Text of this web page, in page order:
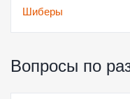
Шиберы
Вопросы по